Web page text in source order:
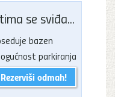
se sviđa...
bazen
parkiranja
Rezerviši odmah!